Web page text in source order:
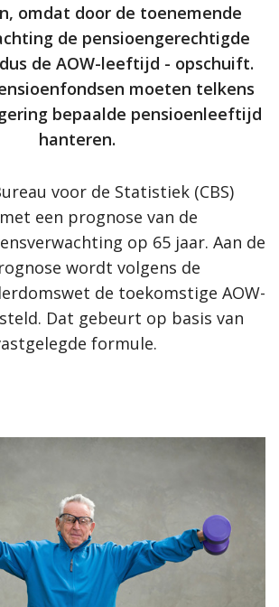
omdat door de toenemende
de pensioengerechtigde
de AOW-leeftijd - opschuift.
moeten telkens
bepaalde pensioenleeftijd
hanteren.
voor de Statistiek (CBS)
een prognose van de
op 65 jaar. Aan de
wordt volgens de
de toekomstige AOW-
Dat gebeurt op basis van
formule.